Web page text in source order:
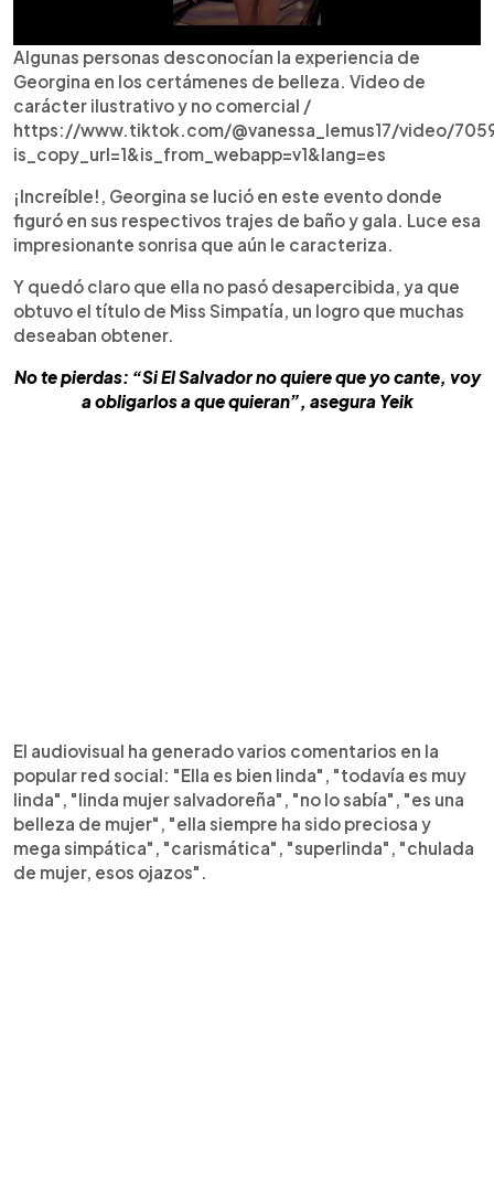
Algunas personas desconocían la experiencia de
Georgina en los certámenes de belleza. Video de
carácter ilustrativo y no comercial /
https://www.tiktok.com/@vanessa_lemus17/video/
is_copy_url=1&is_from_webapp=v1&lang=es
¡Increíble!, Georgina se lució en este evento donde
figuró en sus respectivos trajes de baño y gala. Luce esa
impresionante sonrisa que aún le caracteriza.
Y quedó claro que ella no pasó desapercibida, ya que
obtuvo el título de Miss Simpatía, un logro que muchas
deseaban obtener.
No te pierdas: “Si El Salvador no quiere que yo cante, voy
a obligarlos a que quieran”, asegura Yeik
El audiovisual ha generado varios comentarios en la
popular red social: "Ella es bien linda", "todavía es muy
linda", "linda mujer salvadoreña", "no lo sabía", "es una
belleza de mujer", "ella siempre ha sido preciosa y
mega simpática", "carismática", "superlinda", "chulada
de mujer, esos ojazos".